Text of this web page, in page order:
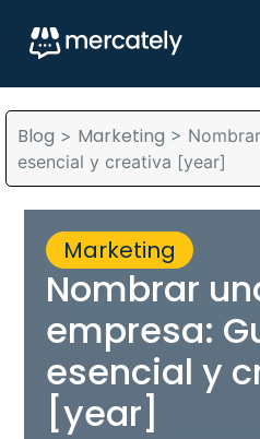
Blog > Marketing >
esencial y creativa [year]
Marketing
Nombrar
empresa:
esencial y
[year]